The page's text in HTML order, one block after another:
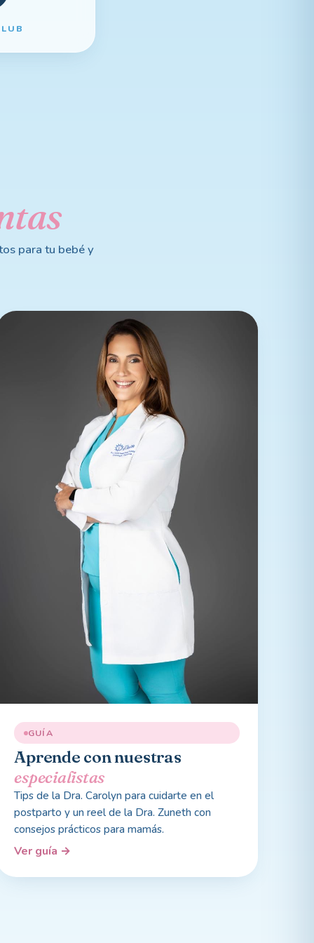
para tu bebé y
GUÍA
Aprende con nuestras
especialistas
Tips de la Dra. Carolyn para cuidarte en el
postparto y un reel de la Dra. Zuneth con
consejos prácticos para mamás.
Ver guía →